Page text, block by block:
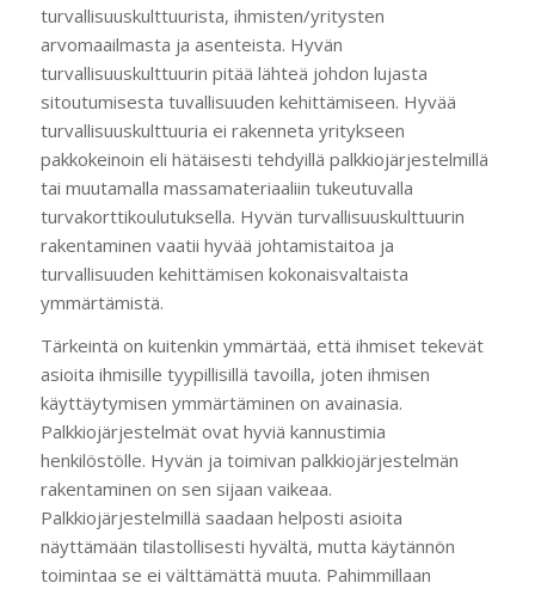
turvallisuuskulttuurista, ihmisten/yritysten
arvomaailmasta ja asenteista. Hyvän
turvallisuuskulttuurin pitää lähteä johdon lujasta
sitoutumisesta tuvallisuuden kehittämiseen. Hyvää
turvallisuuskulttuuria ei rakenneta yritykseen
pakkokeinoin eli hätäisesti tehdyillä palkkiojärjestelmillä
tai muutamalla massamateriaaliin tukeutuvalla
turvakorttikoulutuksella. Hyvän turvallisuuskulttuurin
rakentaminen vaatii hyvää johtamistaitoa ja
turvallisuuden kehittämisen kokonaisvaltaista
ymmärtämistä.
Tärkeintä on kuitenkin ymmärtää, että ihmiset tekevät
asioita ihmisille tyypillisillä tavoilla, joten ihmisen
käyttäytymisen ymmärtäminen on avainasia.
Palkkiojärjestelmät ovat hyviä kannustimia
henkilöstölle. Hyvän ja toimivan palkkiojärjestelmän
rakentaminen on sen sijaan vaikeaa.
Palkkiojärjestelmillä saadaan helposti asioita
näyttämään tilastollisesti hyvältä, mutta käytännön
toimintaa se ei välttämättä muuta. Pahimmillaan